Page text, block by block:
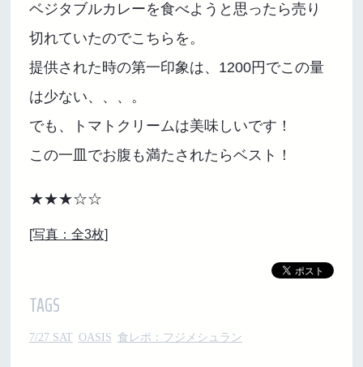
ベジタブルカレーを食べようと思ったら売り
切れていたのでこちらを。
提供された時の第一印象は、1200円でこの量
は少ない、、、。
でも、トマトクリームは美味しいです！
この一皿でお腹も満たされたらベスト！
★★★☆☆
[写真：全3枚]
TAGS
7/27 SAT OASIS 食レポ：フジメシュラン